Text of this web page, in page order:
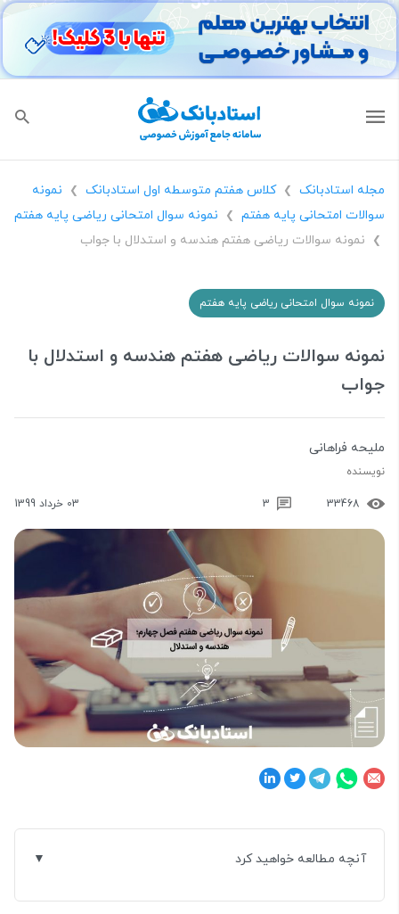
مجله استادبانک ❯ کلاس هفتم متوسطه اول استادبانک ❯
نمونه
سوالات امتحانی پایه هفتم
❯ نمونه سوال امتحانی ریاضی پایه هفتم
❯ نمونه سوالات ریاضی هفتم هندسه و استدلال با جواب
نمونه سوال امتحانی ریاضی پایه هفتم
نمونه سوالات ریاضی هفتم هندسه و استدلال با
جواب
ملیحه فراهانی
نویسنده
33468
3 03 خرداد 1399
آنچه مطالعه خواهید کرد